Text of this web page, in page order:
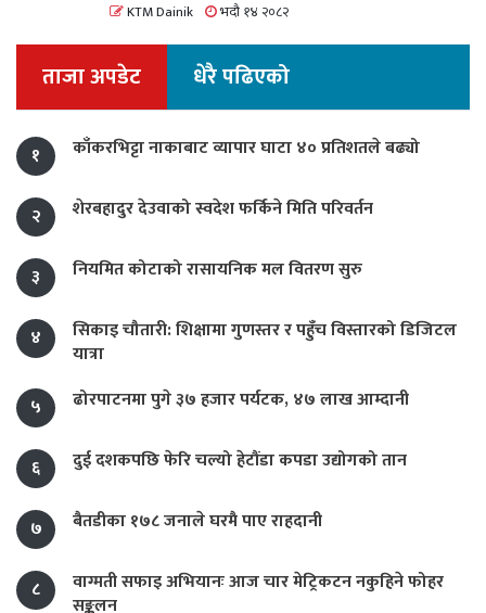
KTM Dainik भदौ १४ २०८२
ताजा अपडेट धेरै पढिएको
१ काँकरभिट्टा नाकाबाट व्यापार घाटा ४० प्रतिशतले बढ्यो
२ शेरबहादुर देउवाको स्वदेश फर्किने मिति परिवर्तन
३ नियमित कोटाको रासायनिक मल वितरण सुरु
४
सिकाइ चौतारी: शिक्षामा गुणस्तर र पहुँच विस्तारको डिजिटल
यात्रा
५
ढोरपाटनमा पुगे ३७ हजार पर्यटक, ४७ लाख आम्दानी
६ दुई दशकपछि फेरि चल्यो हेटौंडा कपडा उद्योगको तान
७ बैतडीका १७८ जनाले घरमै पाए राहदानी
८
वाग्मती सफाइ अभियानः आज चार मेट्रिकटन नकुहिने फोहर
सङ्कलन